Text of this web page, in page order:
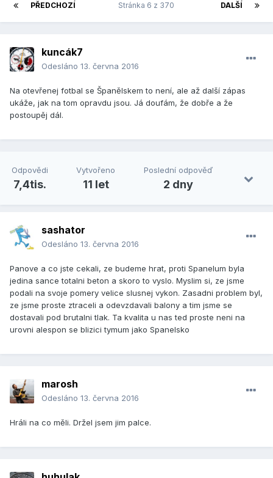
PŘEDCHOZÍ DALŠÍ
Stránka 6 z 370
kuncák7
Odesláno 13. června 2016
Na otevřenej fotbal se Španělskem to není, ale až další zápas
ukáže, jak na tom opravdu jsou. Já doufám, že dobře a že
postoupěj dál.
Odpovědi
7,4tis.
Vytvořeno
11 let
Poslední odpověď
2 dny
sashator
Odesláno 13. června 2016
Panove a co jste cekali, ze budeme hrat, proti Spanelum byla
jedina sance totalni beton a skoro to vyslo. Myslim si, ze jsme
podali na svoje pomery velice slusnej vykon. Zasadni problem byl,
ze jsme proste ztraceli a odevzdavali balony a tim jsme se
dostavali pod brutalni tlak. Ta kvalita u nas ted proste neni na
urovni alespon se blizici tymum jako Spanelsko
marosh
Odesláno 13. června 2016
Hráli na co měli. Držel jsem jim palce.